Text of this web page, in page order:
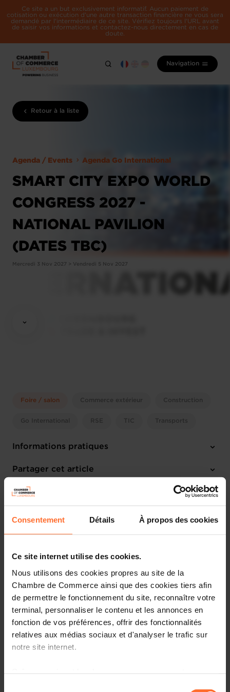
Consentement Détails À propos des cookies
Ce site internet utilise des cookies.
Nous utilisons des cookies propres au site de la
Chambre de Commerce ainsi que des cookies tiers afin
de permettre le fonctionnement du site, reconnaître votre
terminal, personnaliser le contenu et les annonces en
fonction de vos préférences, offrir des fonctionnalités
relatives aux médias sociaux et d'analyser le trafic sur
notre site internet.
Ce site a un but exclusivement informatif. Aucun paiement de
cotisation ou exécution d'une autre transaction financière ne vous sera
demandé par l'intermédiaire de ce site. Vérifiez toujours l'URL avant
de saisir vos informations et contactez-nous directement en cas de
doute.
Navigation
Retour à la liste
Agenda / Events Agenda Go International
SMART CITY EXPO WORLD
CONGRESS 2027 -
NATIONAL PAVILION
(DATES TBC)
Mercredi 3 Nov 2027 > Vendredi 5 Nov 2027
Foire / salon Commerce extérieur Construction
Go International RSE TIC Transports
Informations pratiques
Mercredi 3 Nov 2027 > Vendredi 5 Nov 2027
Barcelona (ES)
Anglais
Partager cet article